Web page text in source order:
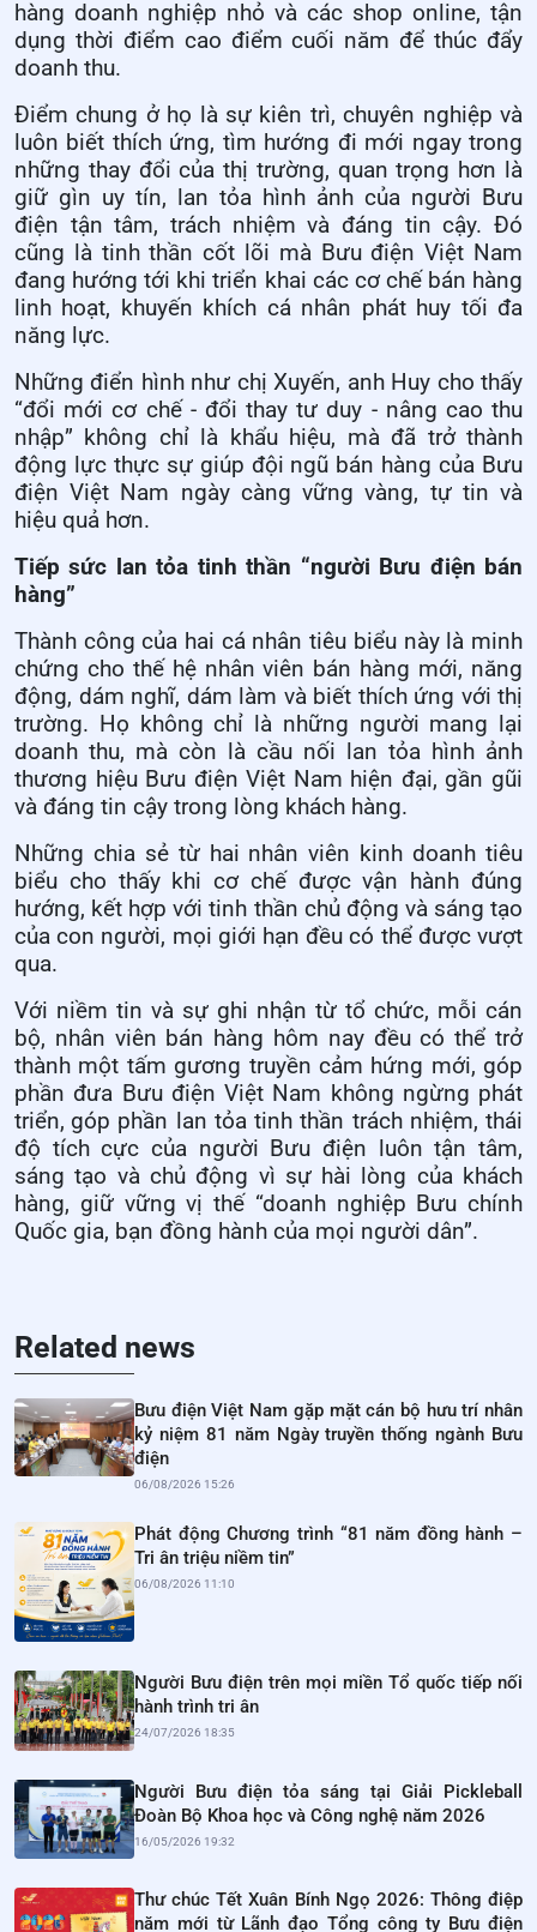
hàng doanh nghiệp nhỏ và các shop online, tận
dụng thời điểm cao điểm cuối năm để thúc đẩy
doanh thu.
Điểm chung ở họ là sự kiên trì, chuyên nghiệp và
luôn biết thích ứng, tìm hướng đi mới ngay trong
những thay đổi của thị trường, quan trọng hơn là
giữ gìn uy tín, lan tỏa hình ảnh của người Bưu
điện tận tâm, trách nhiệm và đáng tin cậy. Đó
cũng là tinh thần cốt lõi mà Bưu điện Việt Nam
đang hướng tới khi triển khai các cơ chế bán hàng
linh hoạt, khuyến khích cá nhân phát huy tối đa
năng lực.
Những điển hình như chị Xuyến, anh Huy cho thấy
“đổi mới cơ chế - đổi thay tư duy - nâng cao thu
nhập” không chỉ là khẩu hiệu, mà đã trở thành
động lực thực sự giúp đội ngũ bán hàng của Bưu
điện Việt Nam ngày càng vững vàng, tự tin và
hiệu quả hơn.
Tiếp sức lan tỏa tinh thần “người Bưu điện bán
hàng”
Thành công của hai cá nhân tiêu biểu này là minh
chứng cho thế hệ nhân viên bán hàng mới, năng
động, dám nghĩ, dám làm và biết thích ứng với thị
trường. Họ không chỉ là những người mang lại
doanh thu, mà còn là cầu nối lan tỏa hình ảnh
thương hiệu Bưu điện Việt Nam hiện đại, gần gũi
và đáng tin cậy trong lòng khách hàng.
Những chia sẻ từ hai nhân viên kinh doanh tiêu
biểu cho thấy khi cơ chế được vận hành đúng
hướng, kết hợp với tinh thần chủ động và sáng tạo
của con người, mọi giới hạn đều có thể được vượt
qua.
Với niềm tin và sự ghi nhận từ tổ chức, mỗi cán
bộ, nhân viên bán hàng hôm nay đều có thể trở
thành một tấm gương truyền cảm hứng mới, góp
phần đưa Bưu điện Việt Nam không ngừng phát
triển, góp phần lan tỏa tinh thần trách nhiệm, thái
độ tích cực của người Bưu điện luôn tận tâm,
sáng tạo và chủ động vì sự hài lòng của khách
hàng, giữ vững vị thế “doanh nghiệp Bưu chính
Quốc gia, bạn đồng hành của mọi người dân”.
Related news
Bưu điện Việt Nam gặp mặt cán bộ hưu trí nhân
kỷ niệm 81 năm Ngày truyền thống ngành Bưu
điện
06/08/2026 15:26
Phát động Chương trình “81 năm đồng hành –
Tri ân triệu niềm tin”
06/08/2026 11:10
Người Bưu điện trên mọi miền Tổ quốc tiếp nối
hành trình tri ân
24/07/2026 18:35
Người Bưu điện tỏa sáng tại Giải Pickleball
Đoàn Bộ Khoa học và Công nghệ năm 2026
16/05/2026 19:32
Thư chúc Tết Xuân Bính Ngọ 2026: Thông điệp
năm mới từ Lãnh đạo Tổng công ty Bưu điện